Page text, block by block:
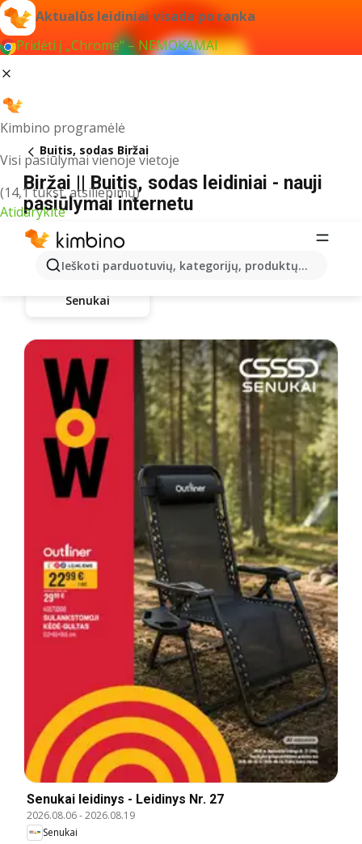
Aktualūs leidiniai visada po ranka
Pridėti į „Chrome“ – NEMOKAMAI
Kimbino programėlė
Visi pasiūlymai vienoje vietoje
(14,1 tūkst. atsiliepimų)
Atidarykite
Ieškoti parduotuvių, kategorijų, produktų...
Buitis, sodas Biržai
Biržai || Buitis, sodas leidiniai - nauji
pasiūlymai internetu
Senukai
Senukai leidinys - Leidinys Nr. 27
2026.08.06-2026.08.19
Senukai